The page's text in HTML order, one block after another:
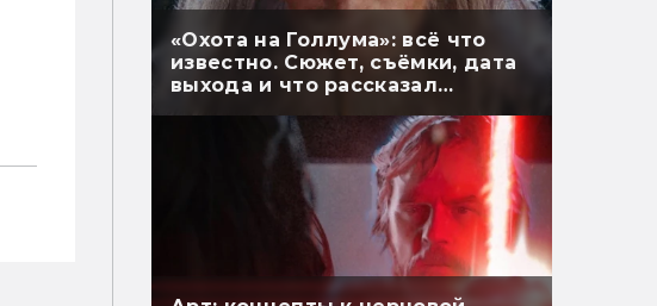
«Охота на Голлума»: всё что
известно. Сюжет, съёмки, дата
выхода и что рассказал